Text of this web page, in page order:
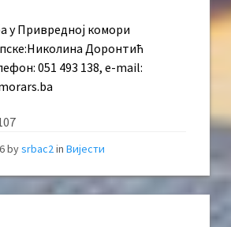
у Привредној комори
Доронтић
051 493 138, e-mail:
bysrbac2in Вијести